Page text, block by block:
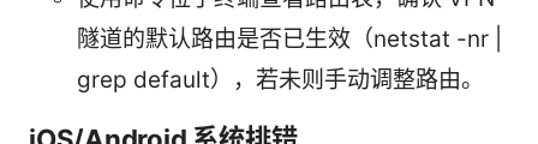
隧道的默认路由是否已生效（netstat -nr |
grep default），若未则手动调整路由。